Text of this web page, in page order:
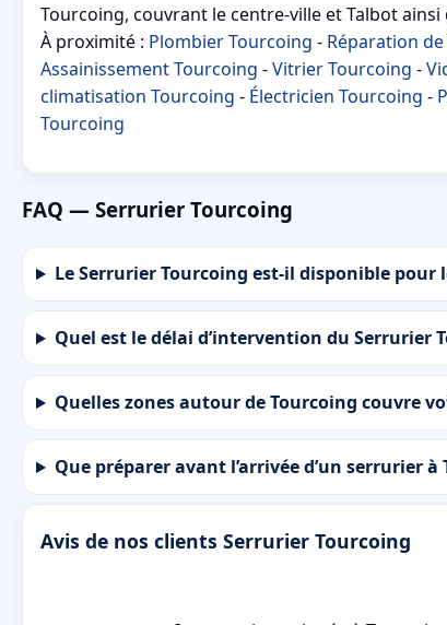
Tourcoing, couvrant le centre-ville et Talbot
À proximité : Plombier Tourcoing - Réparation
Assainissement Tourcoing -Vitrier Tourcoing -
climatisation Tourcoing - Électricien Tourcoing -
Tourcoing
FAQ — Serrurier Tourcoing
Le Serrurier Tourcoing est-il disponible pour
Quel est le délai d’intervention du Serrurier
Quelles zones autour de Tourcoing couvre
Que préparer avant l’arrivée d’un serrurier à
Avis de nos clients Serrurier Tourcoing